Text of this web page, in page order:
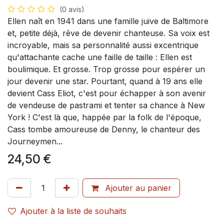
(0 avis)
Ellen naît en 1941 dans une famille juive de Baltimore
et, petite déjà, rêve de devenir chanteuse. Sa voix est
incroyable, mais sa personnalité aussi excentrique
qu'attachante cache une faille de taille : Ellen est
boulimique. Et grosse. Trop grosse pour espérer un
jour devenir une star. Pourtant, quand à 19 ans elle
devient Cass Eliot, c'est pour échapper à son avenir
de vendeuse de pastrami et tenter sa chance à New
York ! C'est là que, happée par la folk de l'époque,
Cass tombe amoureuse de Denny, le chanteur des
Journeymen...
24,50 €
Ajouter au panier
Ajouter à la liste de souhaits